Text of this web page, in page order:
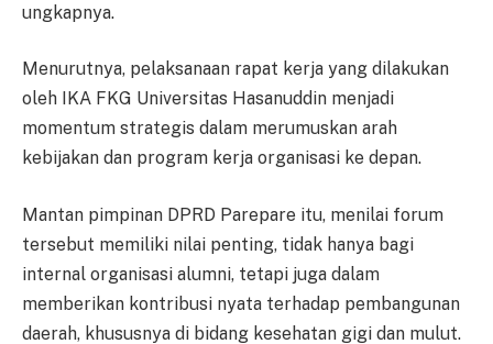
ungkapnya.
Menurutnya, pelaksanaan rapat kerja yang dilakukan
oleh IKA FKG Universitas Hasanuddin menjadi
momentum strategis dalam merumuskan arah
kebijakan dan program kerja organisasi ke depan.
Mantan pimpinan DPRD Parepare itu, menilai forum
tersebut memiliki nilai penting, tidak hanya bagi
internal organisasi alumni, tetapi juga dalam
memberikan kontribusi nyata terhadap pembangunan
daerah, khususnya di bidang kesehatan gigi dan mulut.